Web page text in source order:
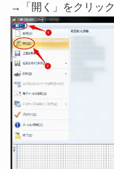
→「開く」をクリック